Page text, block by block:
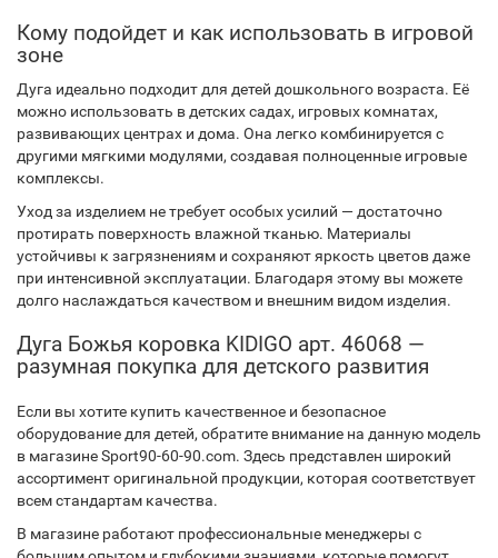
Кому подойдет и как использовать в игровой
зоне
Дуга идеально подходит для детей дошкольного возраста. Её
можно использовать в детских садах, игровых комнатах,
развивающих центрах и дома. Она легко комбинируется с
другими мягкими модулями, создавая полноценные игровые
комплексы.
Уход за изделием не требует особых усилий — достаточно
протирать поверхность влажной тканью. Материалы
устойчивы к загрязнениям и сохраняют яркость цветов даже
при интенсивной эксплуатации. Благодаря этому вы можете
долго наслаждаться качеством и внешним видом изделия.
Дуга Божья коровка KIDIGO арт. 46068 —
разумная покупка для детского развития
Если вы хотите купить качественное и безопасное
оборудование для детей, обратите внимание на данную модель
в магазине Sport90-60-90.com. Здесь представлен широкий
ассортимент оригинальной продукции, которая соответствует
всем стандартам качества.
В магазине работают профессиональные менеджеры с